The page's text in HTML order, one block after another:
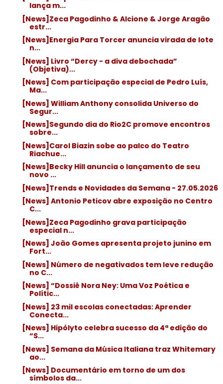
lança m...
[News]Zeca Pagodinho & Alcione & Jorge Aragão
estr...
[News]Energia Para Torcer anuncia virada de lote
n...
[News] Livro “Dercy - a diva debochada”
(Objetiva)...
[News] Com participação especial de Pedro Luís,
Ma...
[News] William Anthony consolida Universo do
Segur...
[News]Segundo dia do Rio2C promove encontros
sobre...
[News]Carol Biazin sobe ao palco do Teatro
Riachue...
[News]Becky Hill anuncia o lançamento de seu
novo ...
[News]Trends e Novidades da Semana - 27.05.2026
[News] Antonio Peticov abre exposição no Centro
C...
[News]Zeca Pagodinho grava participação
especial n...
[News] João Gomes apresenta projeto junino em
Fort...
[News] Número de negativados tem leve redução
no C...
[News] “Dossiê Nora Ney: Uma Voz Poética e
Polític...
[News] 23 mil escolas conectadas: Aprender
Conecta...
[News] Hipólyto celebra sucesso da 4ª edição do
“S...
[News] Semana da Música Italiana traz Whitemary
ao...
[News] Documentário em torno de um dos
símbolos da...